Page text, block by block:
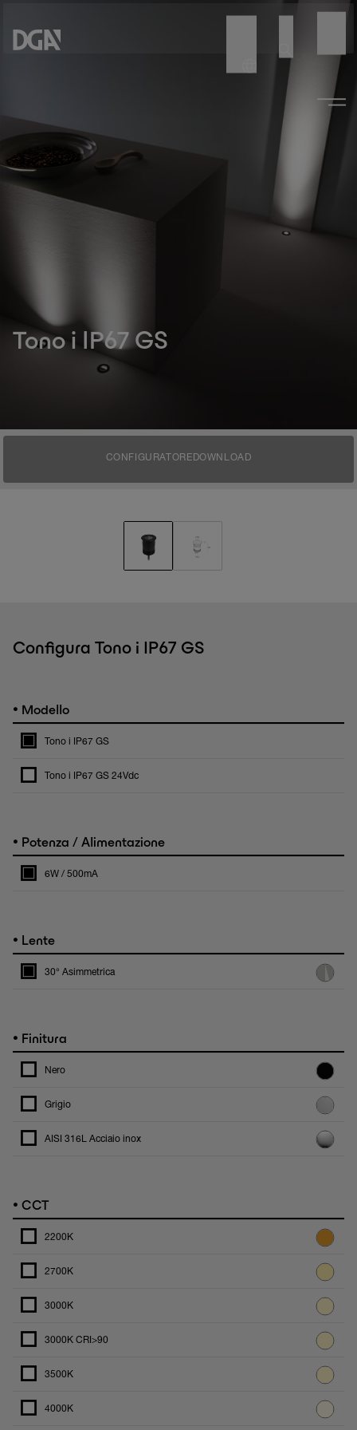
Tono i IP67 GS
CONFIGURATOREDOWNLOAD
Configura Tono i IP67 GS
• Modello
Tono i IP67 GS
Tono i IP67 GS 24Vdc
• Potenza / Alimentazione
6W / 500mA
• Lente
30° Asimmetrica
• Finitura
Nero
Grigio
AISI 316L Acciaio inox
• CCT
2200K
2700K
3000K
3000K CRI>90
3500K
4000K